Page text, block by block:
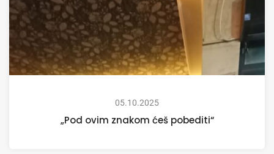
05.10.2025
„Pod ovim znakom ćeš pobediti“